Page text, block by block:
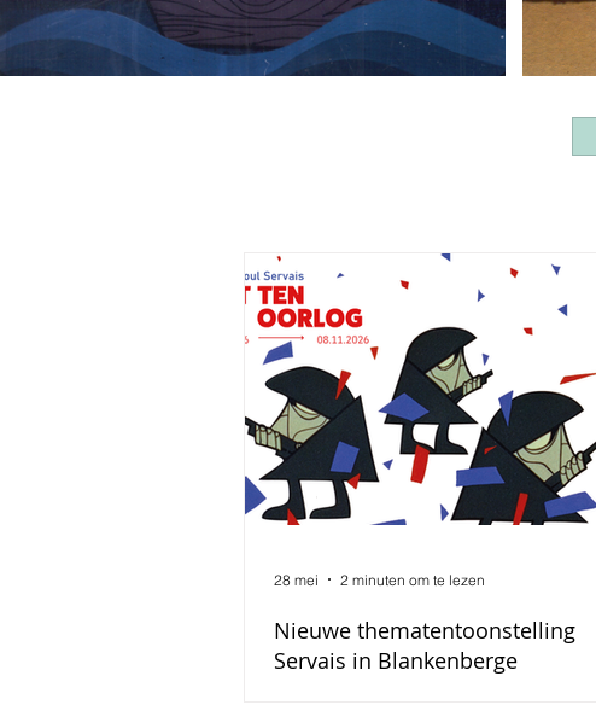
Nieuwe thematentoonstelling
Servais in Blankenberge
28 mei 2 minuten om te lezen